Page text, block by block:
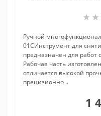
Ручной
01CИнструмент для
предназначен для работ
Рабочая часть
отличается высокой
прецизионно ..
1